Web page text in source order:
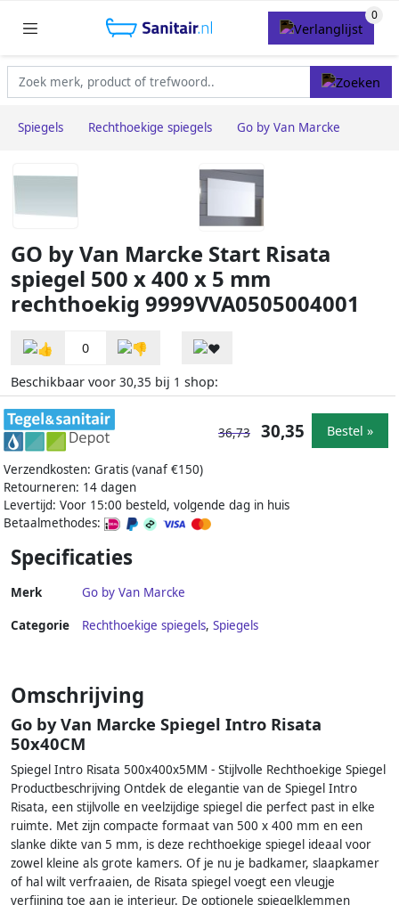
Spiegels Rechthoekige spiegels Go by Van Marcke
GO by Van Marcke Start Risata
spiegel 500 x 400 x 5 mm
rechthoekig 9999VVA0505004001
0
Beschikbaar voor 30,35 bij 1 shop:
Verzendkosten: Gratis (vanaf €150)
Retourneren: 14 dagen
Levertijd: Voor 15:00 besteld, volgende dag in huis
Betaalmethodes:
36,73 30,35 Bestel »
Specificaties
Merk Go by Van Marcke
Categorie Rechthoekige spiegels, Spiegels
Omschrijving
Go by Van Marcke Spiegel Intro Risata
50x40CM
Spiegel Intro Risata 500x400x5MM - Stijlvolle Rechthoekige Spiegel
Productbeschrijving Ontdek de elegantie van de Spiegel Intro
Risata, een stijlvolle en veelzijdige spiegel die perfect past in elke
ruimte. Met zijn compacte formaat van 500 x 400 mm en een
slanke dikte van 5 mm, is deze rechthoekige spiegel ideaal voor
zowel kleine als grote kamers. Of je nu je badkamer, slaapkamer
of hal wilt verfraaien, de Risata spiegel voegt een vleugje
verfijning toe aan je interieur. De optionele spiegelklemmen